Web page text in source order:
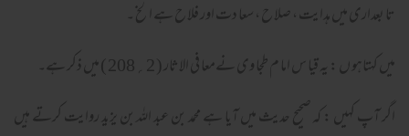
تا بعداری میں ہدایت ، صلا ح ، سعا دت اور فلا ح ہے الخ ۔
میں کہتاہو ں : یہ قیا س اما م طجا وی نےمعا فی الاثار ( 2؍208 ) میں ذکر ہے۔
اگر آپ کہیں : کہ صحیح حدیث میں آیا ہے محمد بن عبد اللہ بن یزید روایت کرتے ہیں